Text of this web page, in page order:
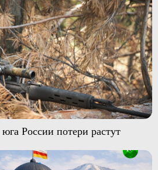
России потери растут